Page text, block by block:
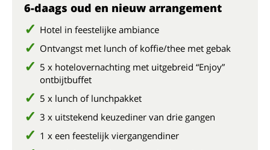
6-daags oud en nieuw arrangement
Hotel in feestelijke ambiance
Ontvangst met lunch of koffie/thee met gebak
5 x hotelovernachting met uitgebreid “Enjoy”
ontbijtbuffet
5 x lunch of lunchpakket
3 x uitstekend keuzediner van drie gangen
1 x een feestelijk viergangendiner